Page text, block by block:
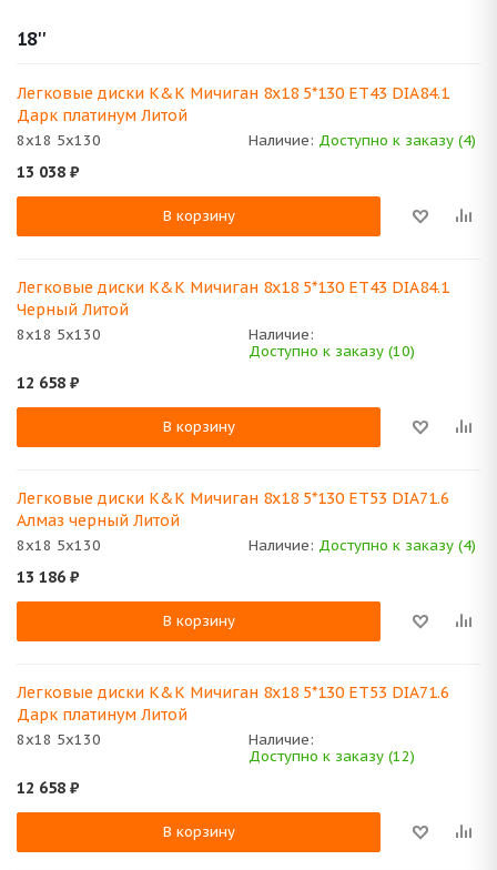
18''
Легковые диски K&K Мичиган 8x18 5*130 ET43 DIA84.1
Дарк платинум Литой
8x18 5x130 Наличие: Доступно к заказу (4)
13 038 ₽
В корзину
Легковые диски K&K Мичиган 8x18 5*130 ET43 DIA84.1
Черный Литой
8x18 5x130
Наличие:
Доступно к заказу (10)
12 658 ₽
В корзину
Легковые диски K&K Мичиган 8x18 5*130 ET53 DIA71.6
Алмаз черный Литой
8x18 5x130 Наличие: Доступно к заказу (4)
13 186 ₽
В корзину
Легковые диски K&K Мичиган 8x18 5*130 ET53 DIA71.6
Дарк платинум Литой
8x18 5x130
Наличие:
Доступно к заказу (12)
12 658 ₽
В корзину